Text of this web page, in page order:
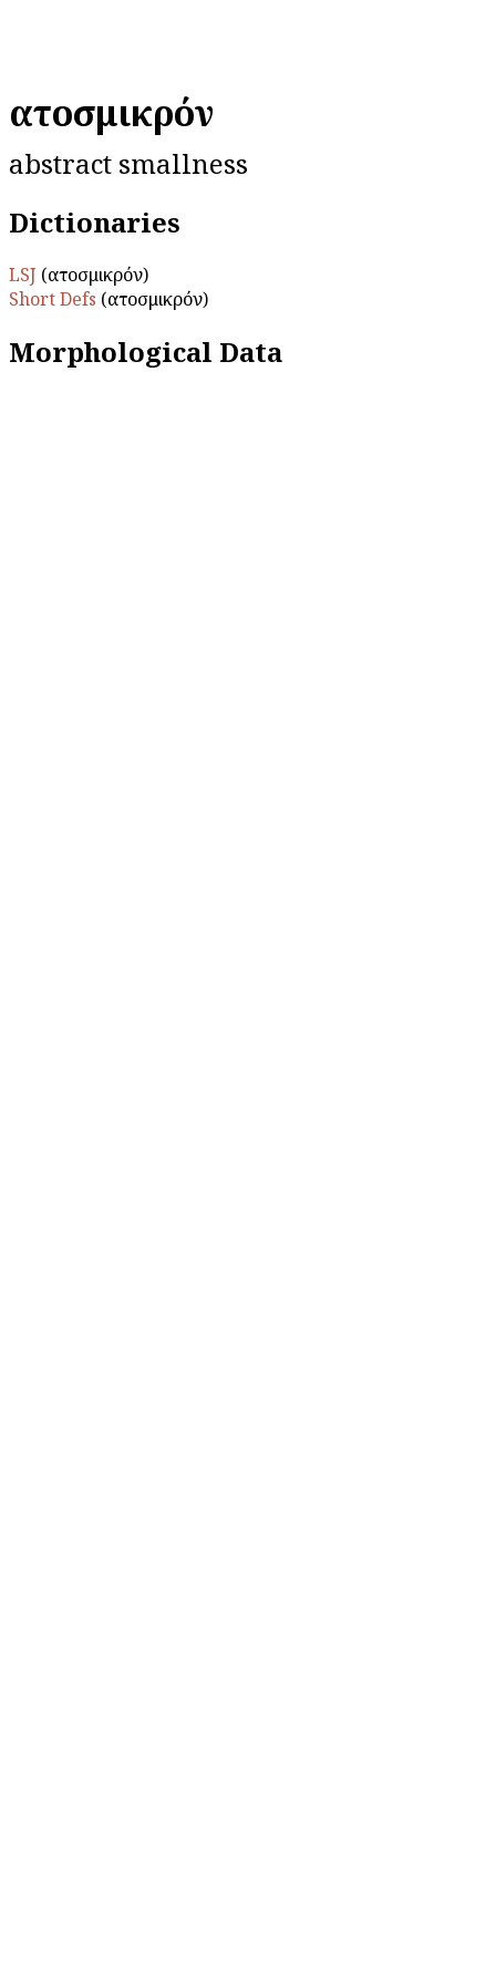
αὐτοσμικρόν
abstract smallness
Dictionaries
LSJ (αὐτοσμικρόν)
Short Defs (αὐτοσμικρόν)
Morphological Data